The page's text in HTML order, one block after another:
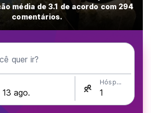
média de 3.1 de acordo com 294
comentários.
quer ir?
Hóspedes